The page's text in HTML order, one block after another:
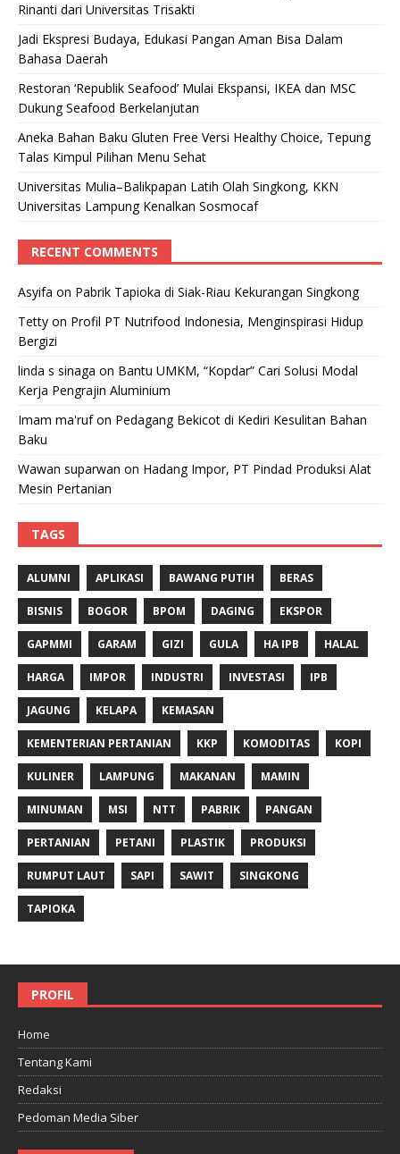
Rinanti dari Universitas Trisakti
Jadi Ekspresi Budaya, Edukasi Pangan Aman Bisa Dalam
Bahasa Daerah
Restoran ‘Republik Seafood’ Mulai Ekspansi, IKEA dan MSC
Dukung Seafood Berkelanjutan
Aneka Bahan Baku Gluten Free Versi Healthy Choice, Tepung
Talas Kimpul Pilihan Menu Sehat
Universitas Mulia–Balikpapan Latih Olah Singkong, KKN
Universitas Lampung Kenalkan Sosmocaf
RECENT COMMENTS
Asyifa on Pabrik Tapioka di Siak-Riau Kekurangan Singkong
Tetty on Profil PT Nutrifood Indonesia, Menginspirasi Hidup
Bergizi
linda s sinaga on Bantu UMKM, “Kopdar” Cari Solusi Modal
Kerja Pengrajin Aluminium
Imam ma'rufon Pedagang Bekicot di Kediri Kesulitan Bahan
Baku
Wawan suparwan on Hadang Impor, PT Pindad Produksi Alat
Mesin Pertanian
TAGS
ALUMNI APLIKASI BAWANG PUTIH BERAS
BISNIS BOGOR BPOM DAGING EKSPOR
GAPMMI GARAM GIZI GULA HA IPB HALAL
HARGA IMPOR INDUSTRI INVESTASI IPB
JAGUNG KELAPA KEMASAN
KEMENTERIAN PERTANIAN KKP KOMODITAS KOPI
KULINER LAMPUNG MAKANAN MAMIN
MINUMAN MSI NTT PABRIK PANGAN
PERTANIAN PETANI PLASTIK PRODUKSI
RUMPUT LAUT SAPI SAWIT SINGKONG
TAPIOKA
PROFIL
Home
Tentang Kami
Redaksi
Pedoman Media Siber